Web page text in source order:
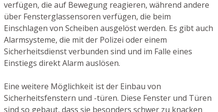
verfügen, die auf Bewegung reagieren, während andere
über Fensterglassensoren verfügen, die beim
Einschlagen von Scheiben ausgelöst werden. Es gibt auch
Alarmsysteme, die mit der Polizei oder einem
Sicherheitsdienst verbunden sind und im Falle eines
Einstiegs direkt Alarm auslösen.
Eine weitere Möglichkeit ist der Einbau von
Sicherheitsfenstern und -türen. Diese Fenster und Türen
sind so gebaut, dass sie besonders schwer zu knacken